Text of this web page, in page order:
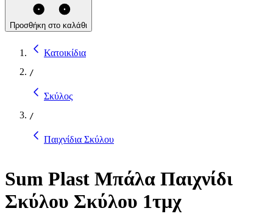
Προσθήκη στο καλάθι
Κατοικίδια
/
Σκύλος
/
Παιχνίδια Σκύλου
Sum Plast Μπάλα Παιχνίδι
Σκύλου Σκύλου 1τμχ